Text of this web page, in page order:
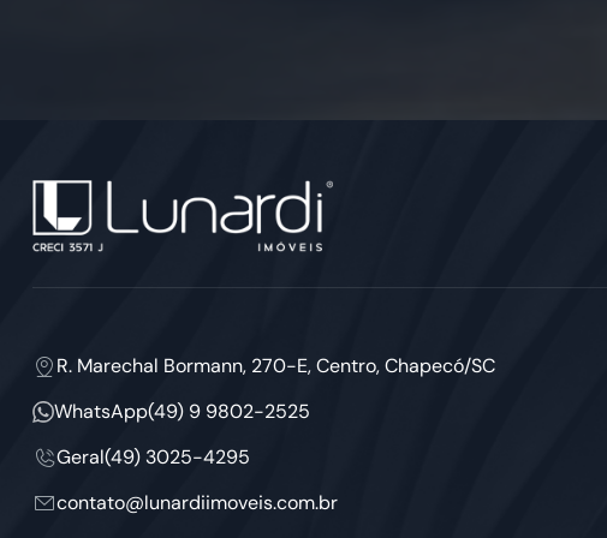
R. Marechal Bormann, 270-E, Centro, Chapecó/SC
WhatsApp(49) 9 9802-2525
Geral(49) 3025-4295
contato@lunardiimoveis.com.br